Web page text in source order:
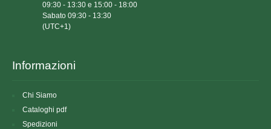
09:30 - 13:30 e 15:00 - 18:00
Sabato 09:30 - 13:30
(UTC+1)
Informazioni
Chi Siamo
Cataloghi pdf
Spedizioni